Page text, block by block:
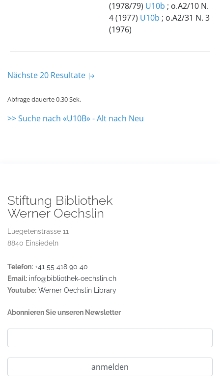
(1978/79) U10b ; o.A2/10 N.
4 (1977) U10b ; o.A2/31 N. 3
(1976)
Nächste 20 Resultate
Abfrage dauerte 0.30 Sek.
>> Suche nach «U10B» - Alt nach Neu
Stiftung Bibliothek
Werner Oechslin
Luegetenstrasse 11
8840 Einsiedeln
Telefon: +41 55 418 90 40
Email: info@bibliothek-oechslin.ch
Youtube: Werner Oechslin Library
Abonnieren Sie unseren Newsletter